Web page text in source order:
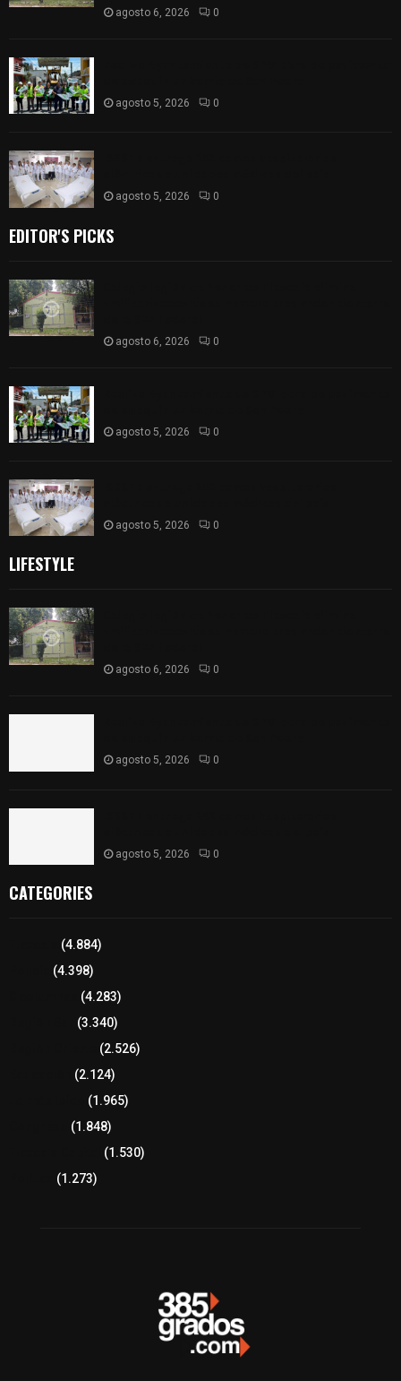
agosto 6, 2026 0
agosto 5, 2026 0
agosto 5, 2026 0
EDITOR'S PICKS
agosto 6, 2026 0
agosto 5, 2026 0
agosto 5, 2026 0
LIFESTYLE
agosto 6, 2026 0
agosto 5, 2026 0
agosto 5, 2026 0
CATEGORIES
(4.884)
(4.398)
(4.283)
(3.340)
(2.526)
(2.124)
(1.965)
(1.848)
(1.530)
(1.273)